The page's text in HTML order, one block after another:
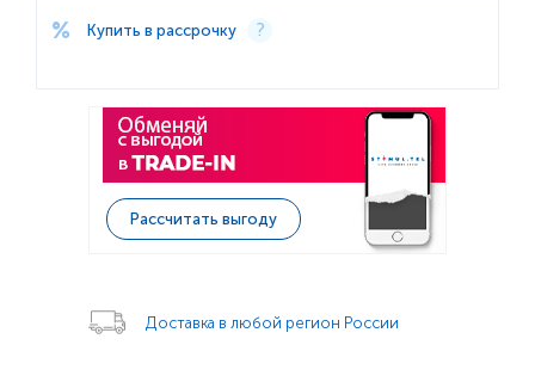
Купить в рассрочку
Рассчитать выгоду
Доставка в любой регион России